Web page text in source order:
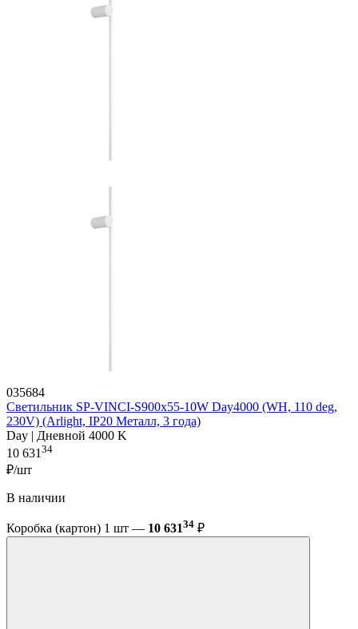
035684
Светильник SP-VINCI-S900x55-10W Day4000 (WH, 110 deg,
230V) (Arlight, IP20 Металл, 3 года)
Day | Дневной 4000 K
10 631 34
₽/шт
В наличии
Коробка (картон) 1 шт — 10 63134 ₽